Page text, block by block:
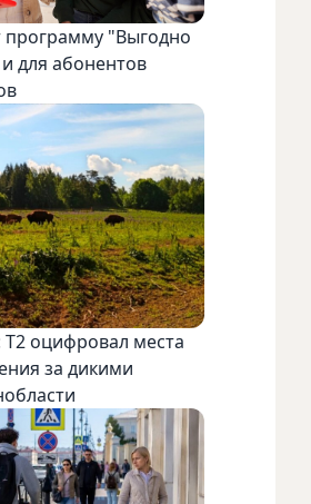
программу "Выгодно
для абонентов
оцифровал места
за дикими